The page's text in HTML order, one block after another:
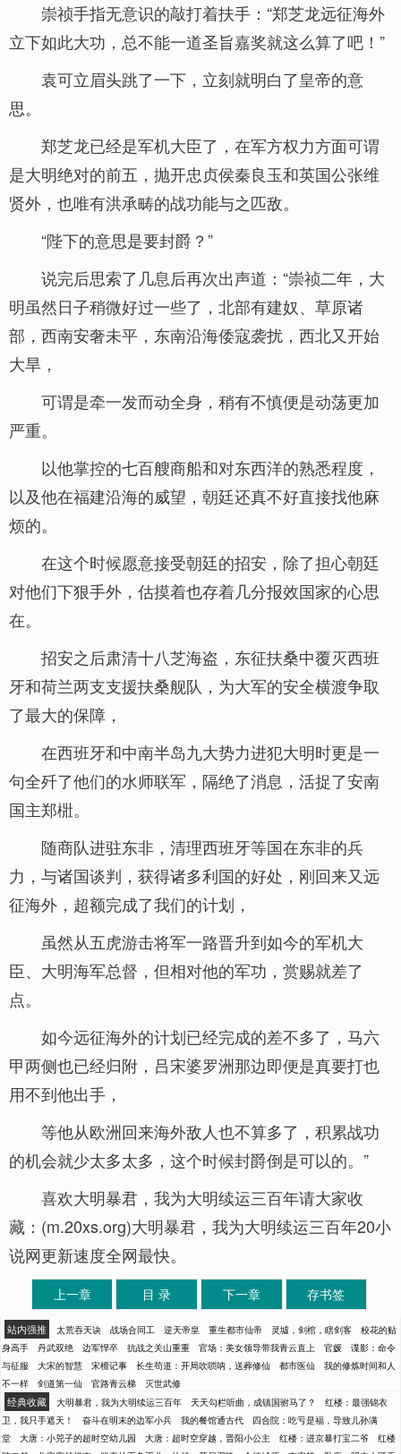
崇祯手指无意识的敲打着扶手：“郑芝龙远征海外
立下如此大功，总不能一道圣旨嘉奖就这么算了吧！”
袁可立眉头跳了一下，立刻就明白了皇帝的意
思。
郑芝龙已经是军机大臣了，在军方权力方面可谓
是大明绝对的前五，抛开忠贞侯秦良玉和英国公张维
贤外，也唯有洪承畴的战功能与之匹敌。
“陛下的意思是要封爵？”
说完后思索了几息后再次出声道：“崇祯二年，大
明虽然日子稍微好过一些了，北部有建奴、草原诸
部，西南安奢未平，东南沿海倭寇袭扰，西北又开始
大旱，
可谓是牵一发而动全身，稍有不慎便是动荡更加
严重。
以他掌控的七百艘商船和对东西洋的熟悉程度，
以及他在福建沿海的威望，朝廷还真不好直接找他麻
烦的。
在这个时候愿意接受朝廷的招安，除了担心朝廷
对他们下狠手外，估摸着也存着几分报效国家的心思
在。
招安之后肃清十八芝海盗，东征扶桑中覆灭西班
牙和荷兰两支支援扶桑舰队，为大军的安全横渡争取
了最大的保障，
在西班牙和中南半岛九大势力进犯大明时更是一
句全歼了他们的水师联军，隔绝了消息，活捉了安南
国主郑梉。
随商队进驻东非，清理西班牙等国在东非的兵
力，与诸国谈判，获得诸多利国的好处，刚回来又远
征海外，超额完成了我们的计划，
虽然从五虎游击将军一路晋升到如今的军机大
臣、大明海军总督，但相对他的军功，赏赐就差了
点。
如今远征海外的计划已经完成的差不多了，马六
甲两侧也已经归附，吕宋婆罗洲那边即便是真要打也
用不到他出手，
等他从欧洲回来海外敌人也不算多了，积累战功
的机会就少太多太多，这个时候封爵倒是可以的。”
喜欢大明暴君，我为大明续运三百年请大家收
藏：(m.20xs.org)大明暴君，我为大明续运三百年20小
说网更新速度全网最快。
上一章 目 录 下一章 存书签
站内强推 太荒吞天诀 战场合同工 逆天帝皇 重生都市仙帝 灵墟，剑棺，瞎剑客
校花的贴
身高手
丹武双绝 边军悍卒 抗战之关山重重 官场：美女领导带我青云直上 官媛
谍影：命令
与征服
大宋的智慧 宋檀记事 长生苟道：开局吹唢呐，送葬修仙 都市医仙
我的修炼时间和人
不一样
剑道第一仙 官路青云梯 灭世武修
经典收藏 大明暴君，我为大明续运三百年 天天勾栏听曲，成镇国驸马了？
红楼：最强锦衣
卫，我只手遮天！
奋斗在明末的边军小兵 我的餐馆通古代
四合院：吃亏是福，导致儿孙满
堂
大唐：小兕子的超时空幼儿园 大唐：超时空穿越，晋阳小公主 红楼：进京暴打宝二爷
红楼